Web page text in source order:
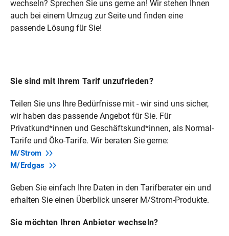
wechseln? Sprechen Sie uns gerne an! Wir stehen Ihnen
auch bei einem Umzug zur Seite und finden eine
passende Lösung für Sie!
Sie sind mit Ihrem Tarif unzufrieden?
Teilen Sie uns Ihre Bedürfnisse mit - wir sind uns sicher,
wir haben das passende Angebot für Sie. Für
Privatkund*innen und Geschäftskund*innen, als Normal-
Tarife und Öko-Tarife. Wir beraten Sie gerne:
M/Strom
M/Erdgas
Geben Sie einfach Ihre Daten in den Tarifberater ein und
erhalten Sie einen Überblick unserer M/Strom-Produkte.
Sie möchten Ihren Anbieter wechseln?